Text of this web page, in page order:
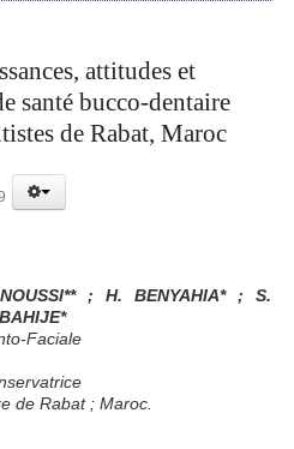
attitudes et
santé bucco-dentaire
de Rabat, Maroc
; H. BENYAHIA* ; S.
Faciale
de Rabat ; Maroc.